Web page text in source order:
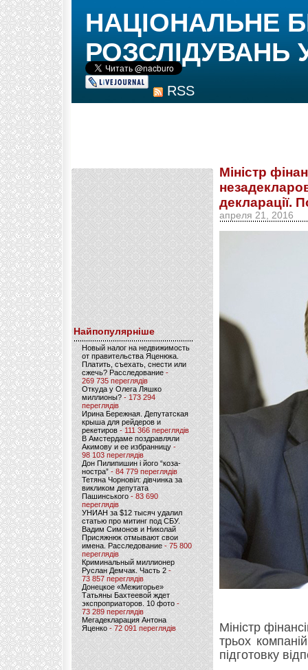
RSS
НАЦІОНАЛЬНЕ
РОЗСЛІДУВАНЬ
Найпопулярніше
Новый налог на недвижимость
от правительства Яценюка.
Платить, съехать, снести или
сжечь? Расследование-
269 735 переглядів
Откуда у Олега Ляшко
миллионы? - 173 294
переглядів
Ирина Бережная. Депутатская
крыша для рейдеров и
рекетиров - 111 366 переглядів
В Амстердаме поздравляли
Акимову и ее избранницу -
98 103 переглядів
Дон Пилипишин і його “коза-
ностра” - 84 779 переглядів
Тетяна Чорновіл: дівчинка за
викликом депутата
Пашинського- 83 690
переглядів
УНИАН за $12 тысяч удалил
статью про митинг под СБУ.
Вадим Симонов и Николай
Присяжнюк отмывают свои
имена. Расследование - 75 800
переглядів
Криминальный миллионер
Руслан Демчак. Часть 2-
73 857 переглядів
Донецкое «Межигорье»
Татьяны Бахтеевой ждет
экспроприаторов. 10 фото -
73 289 переглядів
Мегадекларация Антона
Яценко - 72 091 переглядів
Міністр
декларації.
апреля 21, 2016
Міністр
трьох
підготовку